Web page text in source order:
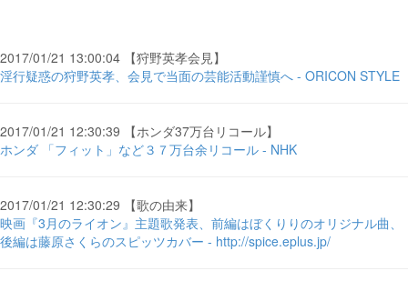
2017/01/21 13:00:04 【狩野英孝会見】
淫行疑惑の狩野英孝、会見で当面の芸能活動謹慎へ - ORICON STYLE
2017/01/21 12:30:39 【ホンダ37万台リコール】
ホンダ 「フィット」など３７万台余リコール - NHK
2017/01/21 12:30:29 【歌の由来】
映画『3月のライオン』主題歌発表、前編はぼくりりのオリジナル曲、
後編は藤原さくらのスピッツカバー - http://spice.eplus.jp/